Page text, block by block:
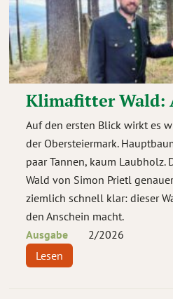
Klimafitter Wald:
Auf den ersten Blick wirkt es
der Obersteiermark.
paar Tannen, kaum Laubholz.
Wald von Simon Prietl
ziemlich schnell klar: dieser
den Anschein macht.
Ausgabe
2/2026
Lesen